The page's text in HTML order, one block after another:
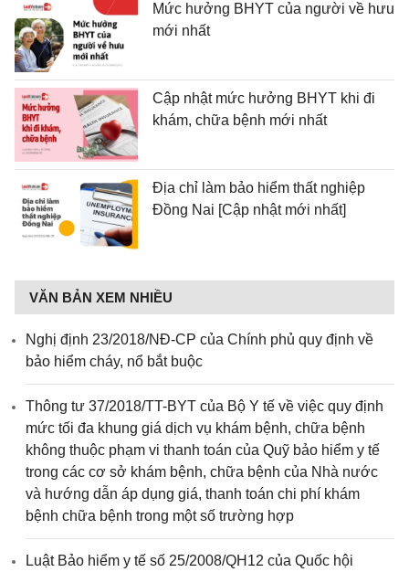
Mức hưởng BHYT của người về hưu
mới nhất
Cập nhật mức hưởng BHYT khi đi
khám, chữa bệnh mới nhất
Địa chỉ làm bảo hiểm thất nghiệp
Đồng Nai [Cập nhật mới nhất]
VĂN BẢN XEM NHIỀU
Nghị định 23/2018/NĐ-CP của Chính phủ quy định về
bảo hiểm cháy, nổ bắt buộc
Thông tư 37/2018/TT-BYT của Bộ Y tế về việc quy định
mức tối đa khung giá dịch vụ khám bệnh, chữa bệnh
không thuộc phạm vi thanh toán của Quỹ bảo hiểm y tế
trong các cơ sở khám bệnh, chữa bệnh của Nhà nước
và hướng dẫn áp dụng giá, thanh toán chi phí khám
bệnh chữa bệnh trong một số trường hợp
Luật Bảo hiểm y tế số 25/2008/QH12 của Quốc hội